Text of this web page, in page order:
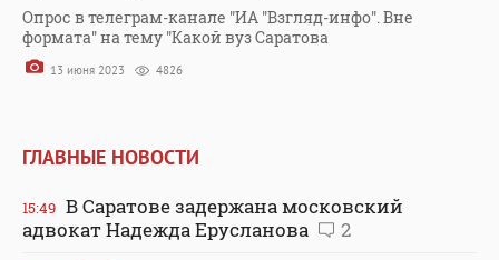
Опрос в телеграм-канале "ИА "Взгляд-инфо". Вне
формата" на тему "Какой вуз Саратова
13 июня 2023 4826
ГЛАВНЫЕ НОВОСТИ
15:49 В Саратове задержана московский
адвокат Надежда Ерусланова
2